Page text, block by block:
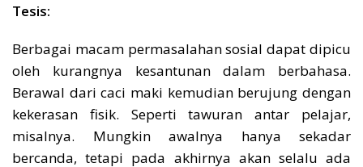
Tesis:
Berbagai macam permasalahan sosial dapat dipicu
oleh kurangnya kesantunan dalam berbahasa.
Berawal dari caci maki kemudian berujung dengan
kekerasan fisik. Seperti tawuran antar pelajar,
misalnya. Mungkin awalnya hanya sekadar
bercanda, tetapi pada akhirnya akan selalu ada